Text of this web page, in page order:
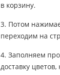
в корзину.
3. Потом
переходим на
4. Заполняем
доставку